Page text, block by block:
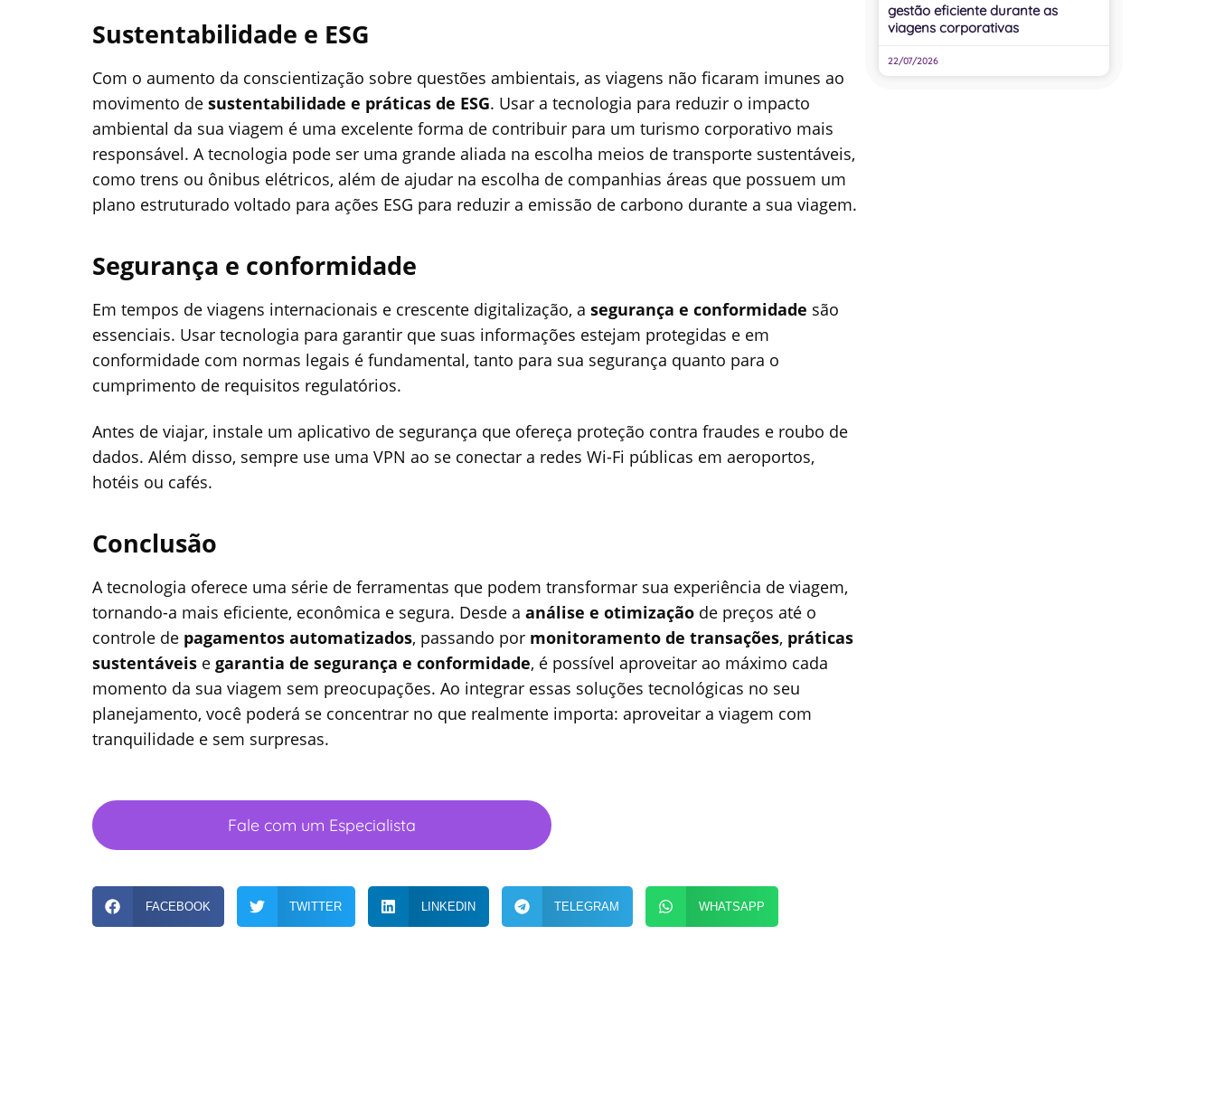
Sustentabilidade e ESG
Com o aumento da conscientização sobre questões ambientais, as viagens não ficaram imunes ao
movimento de sustentabilidade e práticas de ESG. Usar a tecnologia para reduzir o impacto
ambiental da sua viagem é uma excelente forma de contribuir para um turismo corporativo mais
responsável. A tecnologia pode ser uma grande aliada na escolha meios de transporte sustentáveis,
como trens ou ônibus elétricos, além de ajudar na escolha de companhias áreas que possuem um
plano estruturado voltado para ações ESG para reduzir a emissão de carbono durante a sua viagem.
Segurança e conformidade
Em tempos de viagens internacionais e crescente digitalização, a segurança e conformidade são
essenciais. Usar tecnologia para garantir que suas informações estejam protegidas e em
conformidade com normas legais é fundamental, tanto para sua segurança quanto para o
cumprimento de requisitos regulatórios.
Antes de viajar, instale um aplicativo de segurança que ofereça proteção contra fraudes e roubo de
dados. Além disso, sempre use uma VPN ao se conectar a redes Wi-Fi públicas em aeroportos,
hotéis ou cafés.
Conclusão
A tecnologia oferece uma série de ferramentas que podem transformar sua experiência de viagem,
tornando-a mais eficiente, econômica e segura. Desde a análise e otimização de preços até o
controle de pagamentos automatizados, passando por monitoramento de transações, práticas
sustentáveis e garantia de segurança e conformidade, é possível aproveitar ao máximo cada
momento da sua viagem sem preocupações. Ao integrar essas soluções tecnológicas no seu
planejamento, você poderá se concentrar no que realmente importa: aproveitar a viagem com
tranquilidade e sem surpresas.
Fale com um Especialista
gestão eficiente durante as
viagens corporativas
22/07/2026
FACEBOOK TWITTER LINKEDIN TELEGRAM WHATSAPP